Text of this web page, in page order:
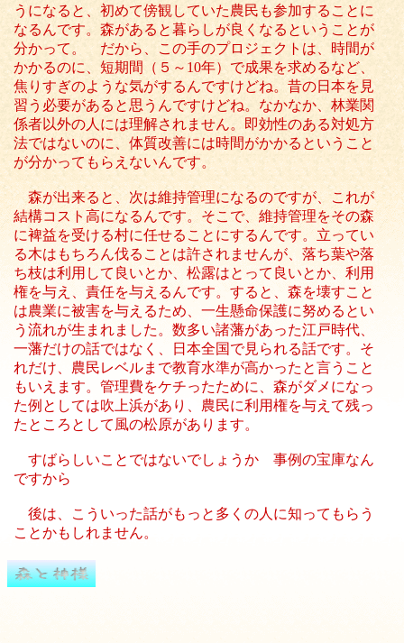
うになると、初めて傍観していた農民も参加することに
なるんです。森があると暮らしが良くなるということが
分かって。 だから、この手のプロジェクトは、時間が
かかるのに、短期間（５～10年）で成果を求めるなど、
焦りすぎのような気がするんですけどね。昔の日本を見
習う必要があると思うんですけどね。なかなか、林業関
係者以外の人には理解されません。即効性のある対処方
法ではないのに、体質改善には時間がかかるということ
が分かってもらえないんです。
森が出来ると、次は維持管理になるのですが、これが
結構コスト高になるんです。そこで、維持管理をその森
に裨益を受ける村に任せることにするんです。立ってい
る木はもちろん伐ることは許されませんが、落ち葉や落
ち枝は利用して良いとか、松露はとって良いとか、利用
権を与え、責任を与えるんです。すると、森を壊すこと
は農業に被害を与えるため、一生懸命保護に努めるとい
う流れが生まれました。数多い諸藩があった江戸時代、
一藩だけの話ではなく、日本全国で見られる話です。そ
れだけ、農民レベルまで教育水準が高かったと言うこと
もいえます。管理費をケチったために、森がダメになっ
た例としては吹上浜があり、農民に利用権を与えて残っ
たところとして風の松原があります。
すばらしいことではないでしょうか 事例の宝庫なん
ですから
後は、こういった話がもっと多くの人に知ってもらう
ことかもしれません。